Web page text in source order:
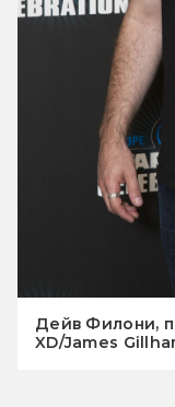
Дейв Филони,
XD/James